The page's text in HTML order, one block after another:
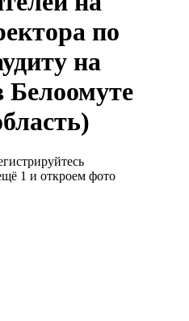
по
на
1 и откроем фото